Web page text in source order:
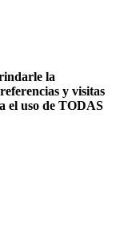
la
y visitas
el uso de TODAS